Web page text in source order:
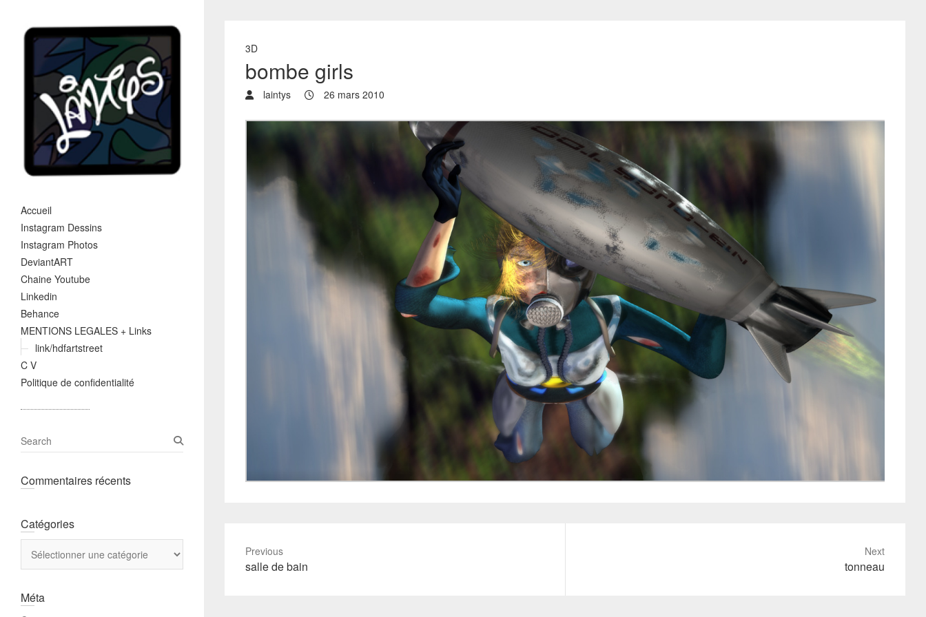
Accueil
Instagram Dessins
Instagram Photos
DeviantART
Chaine Youtube
Linkedin
Behance
MENTIONS LEGALES + Links
link/hdfartstreet
C V
Politique de confidentialité
3D
bombe girls
laintys 26 mars 2010
Previous
Previous
salle de bain
Next
tonneau
S
e
r
Commentaires récents
Catégories
Méta